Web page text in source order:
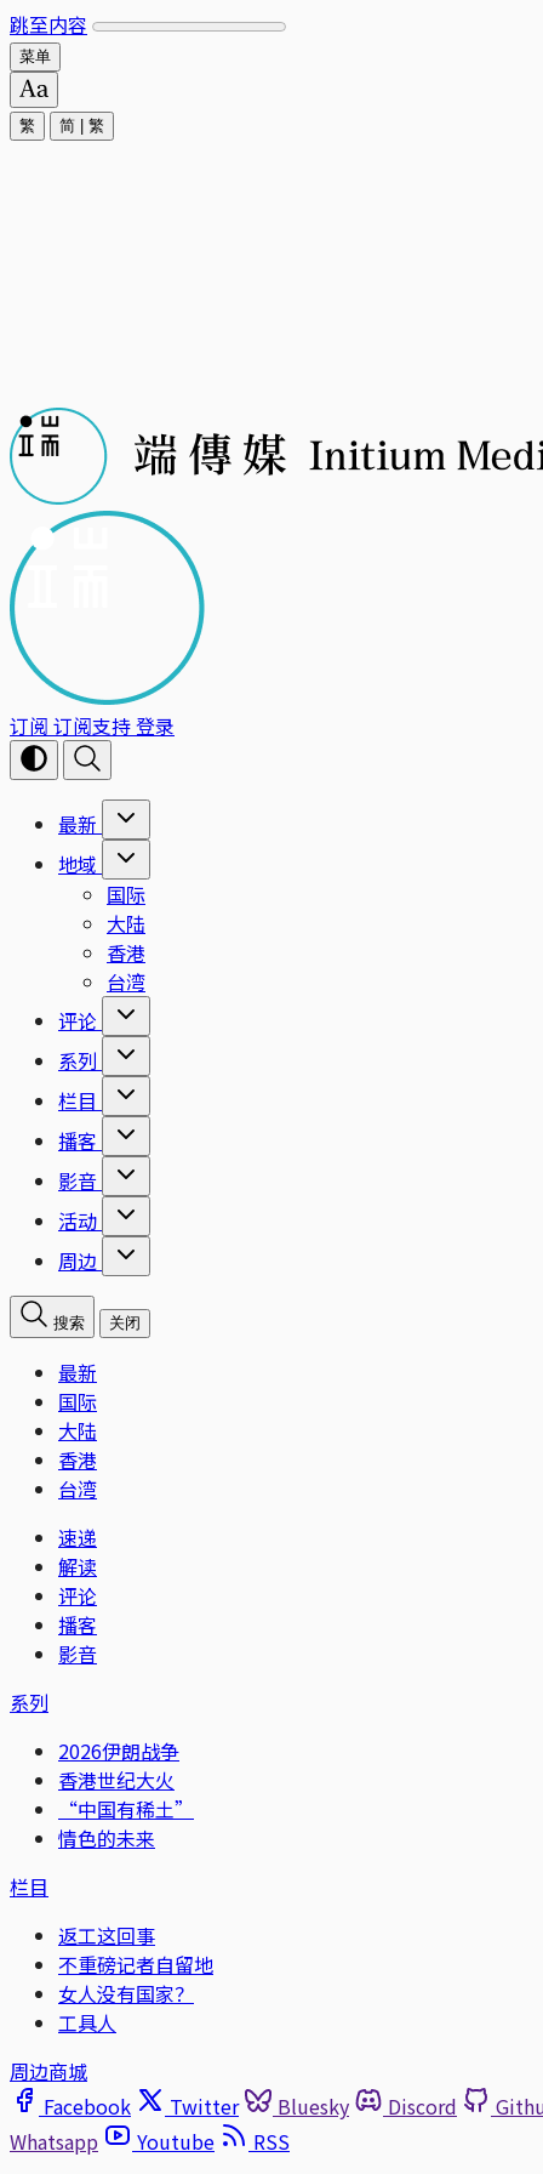
跳至内容
菜单
繁 简 繁
订阅 订阅支持登录
最新
地域
国际
大陆
香港
台湾
评论
系列
栏目
播客
影音
活动
周边
搜索 关闭
最新
国际
大陆
香港
台湾
速递
解读
评论
播客
影音
系列
2026伊朗战争
香港世纪大火
“中国有稀土”
情色的未来
栏目
返工这回事
不重磅记者自留地
女人没有国家？
工具人
周边商城
Facebook
Twitter Bluesky Discord
Whatsapp
Youtube RSS